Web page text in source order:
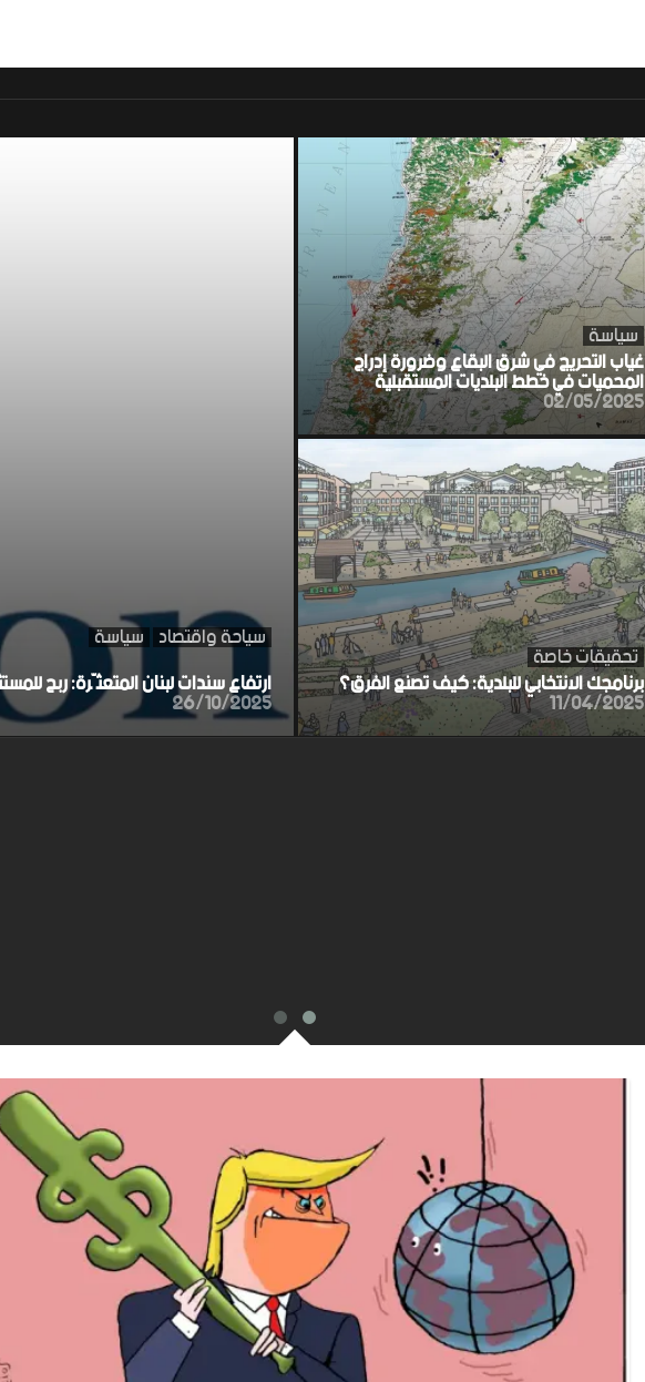
سياحة واقتصاد سياسة
ارتفاع سندات لبنان المتعثّرة: ربح
26/10/2025
سياسة
غياب التحريج في شرق البقاع وضرورة إدراج
المحميات في خطط البلديات المستقبلية
02/05/2025
تحقيقات خاصة
برنامجك الانتخابي للبلدية: كيف تصنع الفرق؟
11/04/2025